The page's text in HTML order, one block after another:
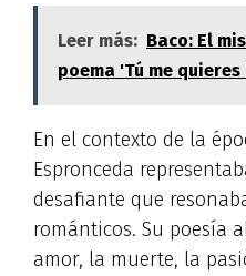
Leer más: Baco: El
poema 'Tú me
En el contexto de la
Espronceda
desafiante que
románticos. Su poesía
amor, la muerte, la